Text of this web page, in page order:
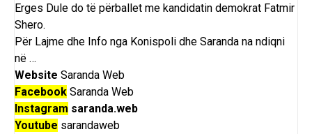
Erges Dule do të përballet me kandidatin demokrat Fatmir
Shero.
Për Lajme dhe Info nga Konispoli dhe Saranda na ndiqni
në …
Website Saranda Web
Facebook Saranda Web
Instagram saranda.web
Youtube sarandaweb